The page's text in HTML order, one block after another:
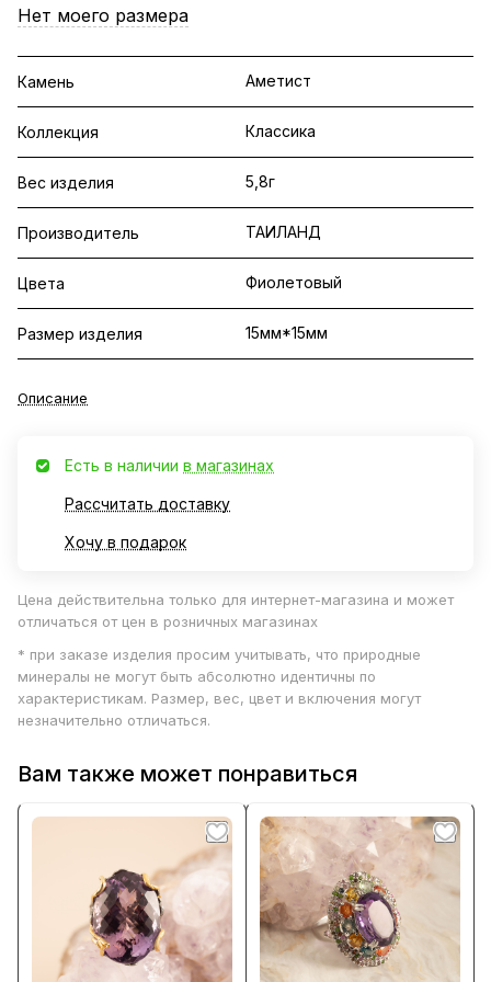
Нет моего размера
Камень Аметист
Коллекция Классика
Вес изделия 5,8г
Производитель ТАИЛАНД
Цвета Фиолетовый
Размер изделия 15мм*15мм
Описание
Есть в наличии в магазинах
Рассчитать доставку
Хочу в подарок
Цена действительна только для интернет-магазина и может
отличаться от цен в розничных магазинах
* при заказе изделия просим учитывать, что природные
минералы не могут быть абсолютно идентичны по
характеристикам. Размер, вес, цвет и включения могут
незначительно отличаться.
Вам также может понравиться